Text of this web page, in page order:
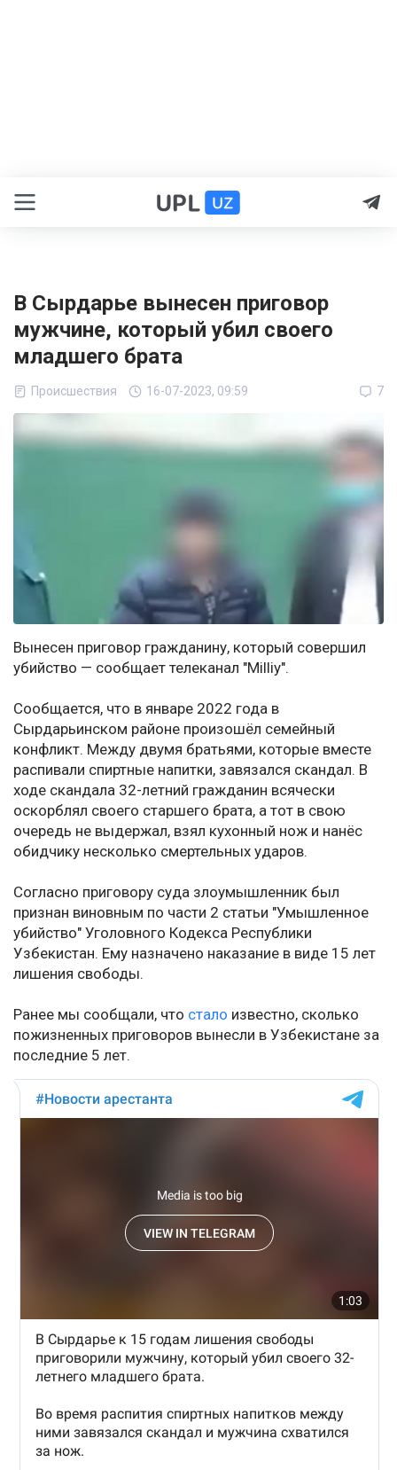
В Сырдарье вынесен приговор
мужчине, который убил своего
младшего брата
Происшествия 16-07-2023, 09:59 7
Вынесен приговор гражданину, который совершил
убийство — сообщает телеканал "Milliy".
Сообщается, что в январе 2022 года в
Сырдарьинском районе произошёл семейный
конфликт. Между двумя братьями, которые вместе
распивали спиртные напитки, завязался скандал. В
ходе скандала 32-летний гражданин всячески
оскорблял своего старшего брата, а тот в свою
очередь не выдержал, взял кухонный нож и нанёс
обидчику несколько смертельных ударов.
Согласно приговору суда злоумышленник был
признан виновным по части 2 статьи "Умышленное
убийство" Уголовного Кодекса Республики
Узбекистан. Ему назначено наказание в виде 15 лет
лишения свободы.
Ранее мы сообщали, что стало известно, сколько
пожизненных приговоров вынесли в Узбекистане за
последние 5 лет.